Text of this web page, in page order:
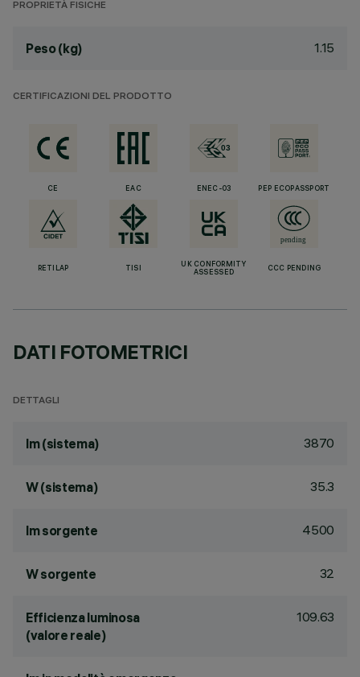
PROPRIETÀ FISICHE
Peso (kg) 1.15
CERTIFICAZIONI DEL PRODOTTO
CE EAC ENEC-03 PEP ECOPASSPORT
RETILAP TISI
UK CONFORMITY
ASSESSED
CCC PENDING
DATI FOTOMETRICI
DETTAGLI
lm (sistema) 3870
W (sistema) 35.3
lm sorgente 4500
W sorgente 32
Efficienza luminosa
(valore reale)
109.63